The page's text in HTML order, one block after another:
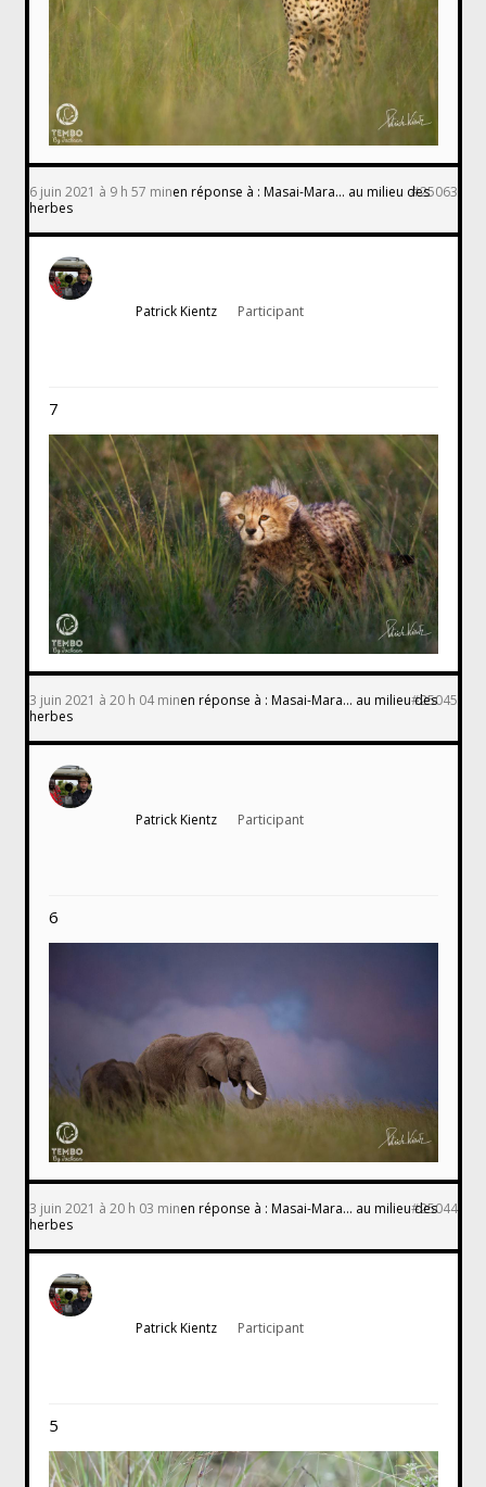
6 juin 2021 à 9 h 57 minen réponse à : Masai-Mara… au milieu des
herbes
#25063
Patrick Kientz Participant
7
3 juin 2021 à 20 h 04 minen réponse à : Masai-Mara… au milieu des
herbes
#25045
Patrick Kientz Participant
6
3 juin 2021 à 20 h 03 minen réponse à : Masai-Mara… au milieu des
herbes
#25044
Patrick Kientz Participant
5